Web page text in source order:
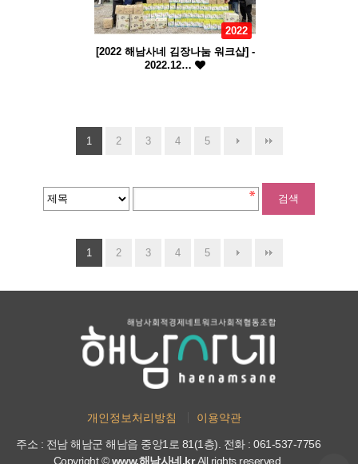
2022
[2022 해남사네 김장나눔 워크샵] -
2022.12…
1 2 3 4 5
1 2 3 4 5
개인정보처리방침 이용약관
주소 : 전남 해남군 해남읍 중앙1로 81(1층). 전화 : 061-537-7756
Copyright ©www.해남사네.krAll rights reserved.